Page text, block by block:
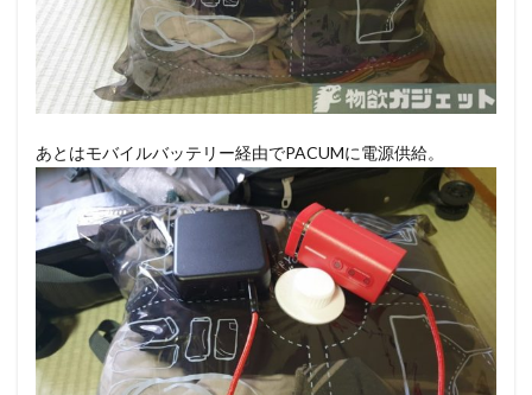
あとはモバイルバッテリー経由でPACUMに電源供給。